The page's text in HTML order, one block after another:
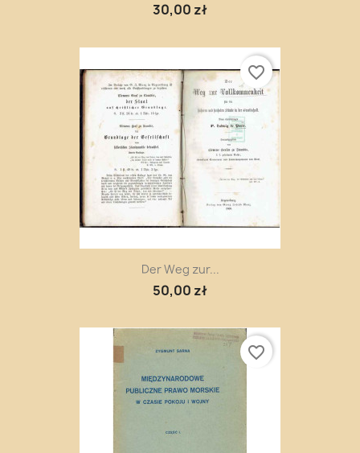
30,00 zł
Der Weg zur...
50,00 zł
favorite_border
favorite_border